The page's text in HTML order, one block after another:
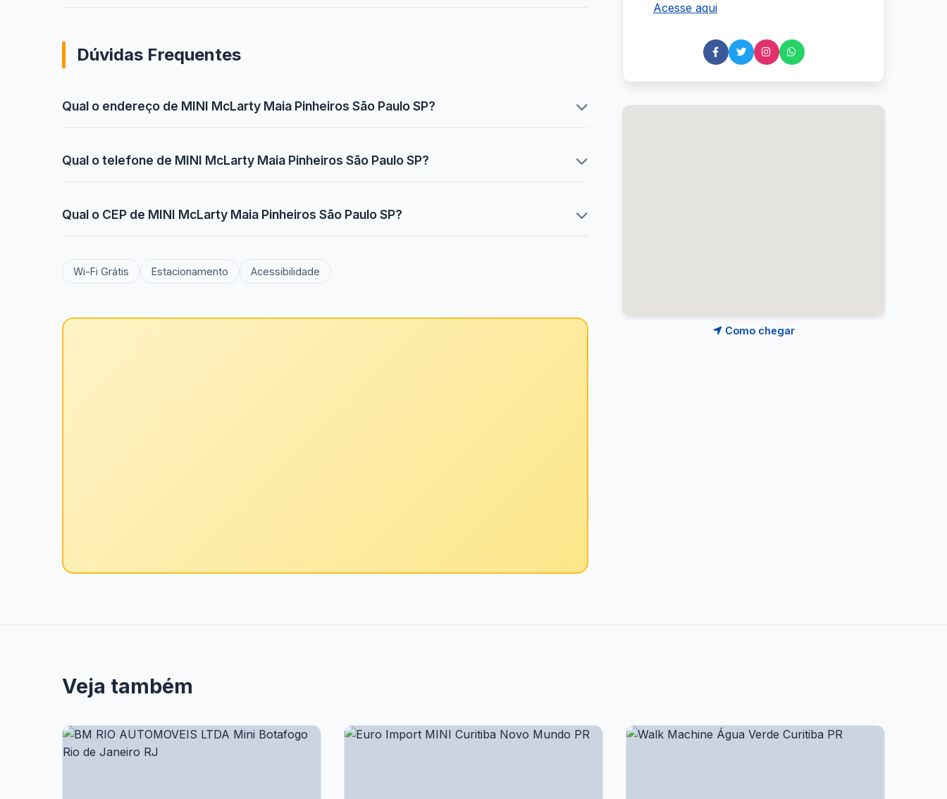
Dúvidas Frequentes
Qual o endereço de MINI McLarty Maia Pinheiros São Paulo SP?
Qual o telefone de MINI McLarty Maia Pinheiros São Paulo SP?
Qual o CEP de MINI McLarty Maia Pinheiros São Paulo SP?
Wi-Fi Grátis Estacionamento Acessibilidade
Acesse aqui
Como chegar
Veja também